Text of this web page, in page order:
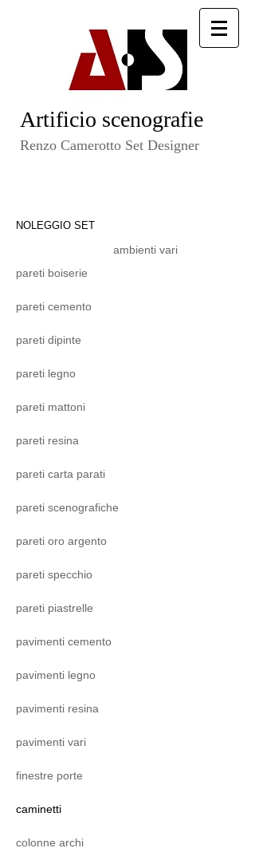
Artificio scenografie
​ Renzo Camerotto Set Designer​
NOLEGGIO SET
ambienti vari
pareti boiserie
pareti cemento
pareti dipinte
pareti legno
pareti mattoni
pareti resina
pareti carta parati
pareti scenografiche
pareti oro argento
pareti specchio
pareti piastrelle
pavimenti cemento
pavimenti legno
pavimenti resina
pavimenti vari
finestre porte
caminetti
colonne archi